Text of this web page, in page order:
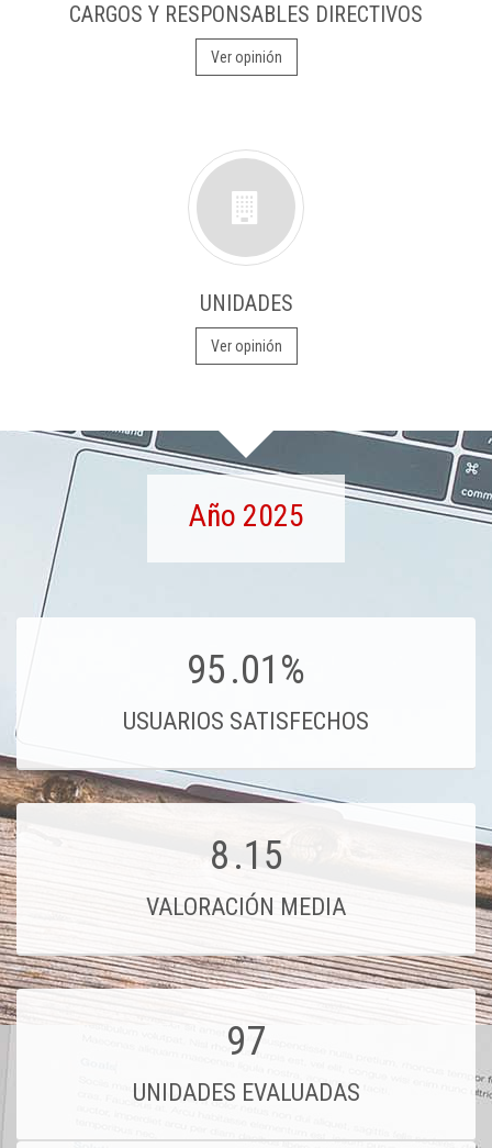
CARGOS Y RESPONSABLES DIRECTIVOS
Ver opinión
UNIDADES
Ver opinión
Año 2025
95.01%
USUARIOS SATISFECHOS
8.15
VALORACIÓN MEDIA
97
UNIDADES EVALUADAS